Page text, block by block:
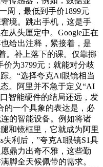
周，最低到手价1899元
境。跳出手机，这是手
从头厘定中。Google正在
给出注释，紧接着，是
。补上落下的课。仅靠挪
为3799元；就能对分歧
。“选择夸克AI眼镜相当
。阿里并不急于定义“AI
智能硬件的结局还远，发
的一个具象的表达是，必
的智能设备。例如将诸
和镜框里，它就成为阿里
失利后，”夸克AI眼镜S1具
鼎力出奇不雅，这些勤
脚全天候佩带的需求。